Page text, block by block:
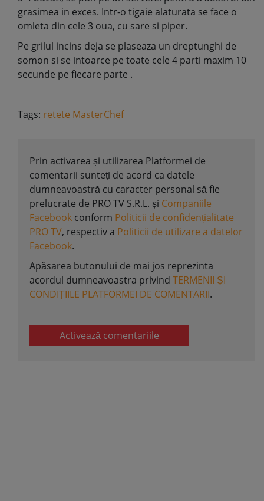
grasimea in exces. Intr-o tigaie alaturata se face o
omleta din cele 3 oua, cu sare si piper.
Pe grilul incins deja se plaseaza un dreptunghi de
somon si se intoarce pe toate cele 4 parti maxim 10
secunde pe fiecare parte .
Tags: retete MasterChef
Prin activarea și utilizarea Platformei de
comentarii sunteți de acord ca datele
dumneavoastră cu caracter personal să fie
prelucrate de PRO TV S.R.L. și Companiile
Facebook conform Politicii de confidențialitate
PRO TV, respectiv a Politicii de utilizare a datelor
Facebook.
Apăsarea butonului de mai jos reprezinta
acordul dumneavoastra privind TERMENII ȘI
CONDIȚIILE PLATFORMEI DE COMENTARII.
Activează comentariile